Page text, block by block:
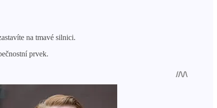
na tmavé silnici.
prvek.